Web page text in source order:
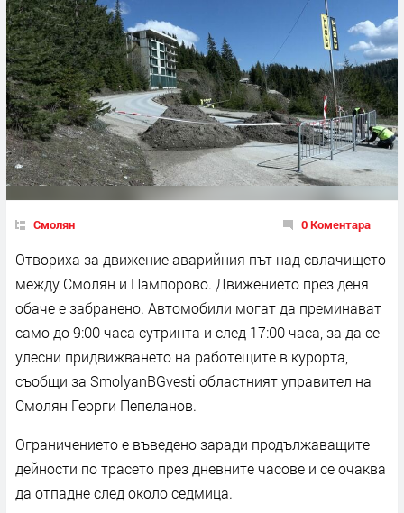
Смолян 0 Коментара
Отвориха за движение аварийния път над свлачището
между Смолян и Пампорово. Движението през деня
обаче е забранено. Автомобили могат да преминават
само до 9:00 часа сутринта и след 17:00 часа, за да се
улесни придвижването на работещите в курорта,
съобщи за SmolyanBGvesti областният управител на
Смолян Георги Пепеланов.
Ограничението е въведено заради продължаващите
дейности по трасето през дневните часове и се очаква
да отпадне след около седмица.